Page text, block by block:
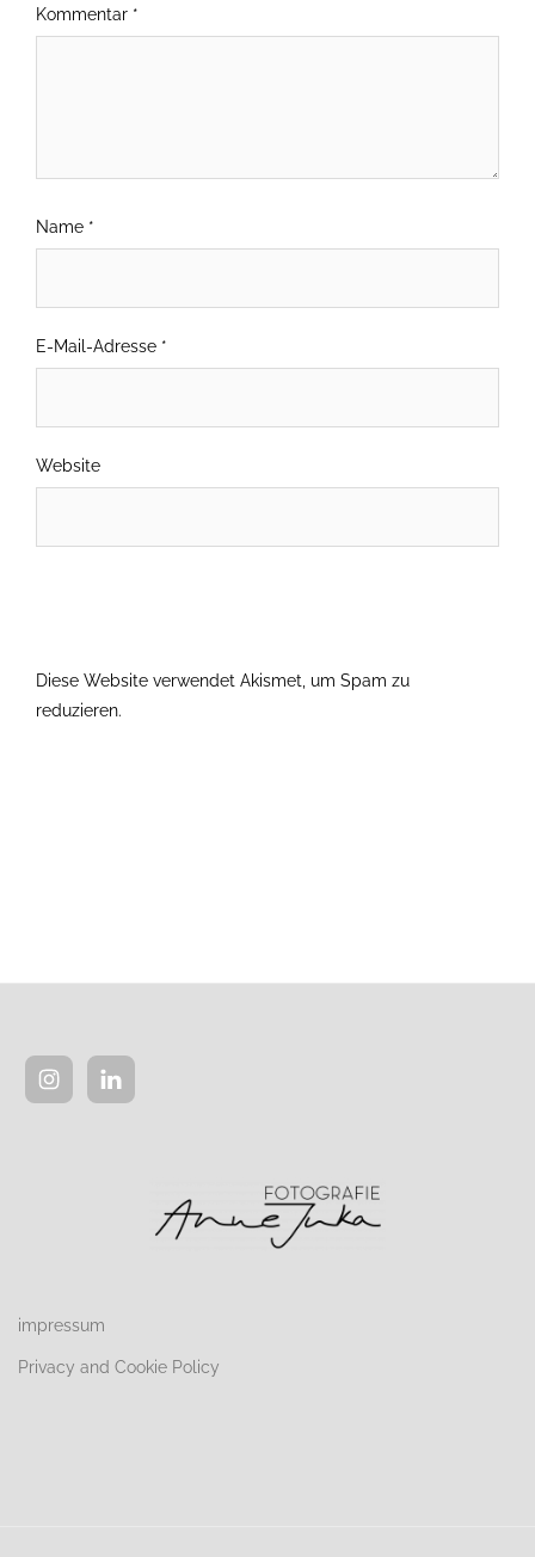
Kommentar *
Name *
E-Mail-Adresse *
Website
Diese Website verwendet Akismet, um Spam zu
reduzieren.
impressum
Privacy and Cookie Policy